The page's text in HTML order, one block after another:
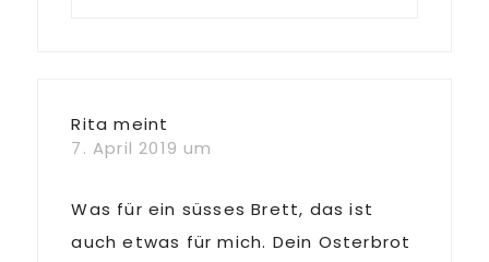
Rita meint
7. April 2019 um
Was für ein süsses Brett, das ist
auch etwas für mich. Dein Osterbrot